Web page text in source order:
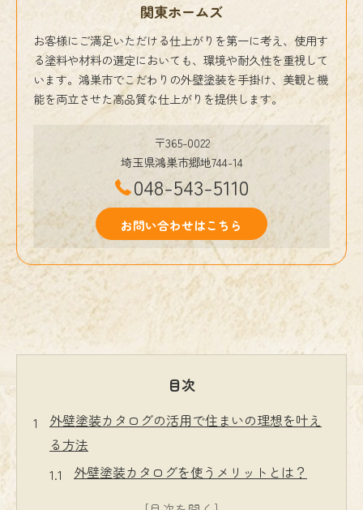
関東ホームズ
お客様にご満足いただける仕上がりを第一に考え、使用す
る塗料や材料の選定においても、環境や耐久性を重視して
います。鴻巣市でこだわりの外壁塗装を手掛け、美観と機
能を両立させた高品質な仕上がりを提供します。
〒365-0022
埼玉県鴻巣市郷地744-14
048-543-5110
お問い合わせはこちら
目次
外壁塗装カタログの活用で住まいの理想を叶え
る方法
外壁塗装カタログを使うメリットとは？
カタログで見つける理想の外壁色